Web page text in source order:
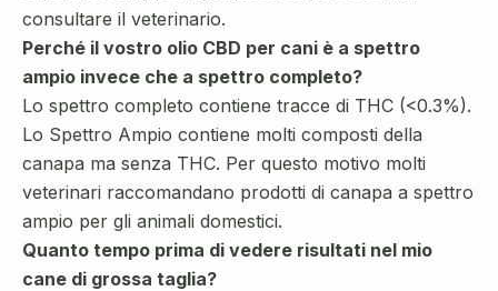
consultare il veterinario.
Perché il vostro olio CBD per cani è a spettro
ampio invece che a spettro completo?
Lo spettro completo contiene tracce di THC (<0.3%).
Lo Spettro Ampio contiene molti composti della
canapa ma senza THC. Per questo motivo molti
veterinari raccomandano prodotti di canapa a spettro
ampio per gli animali domestici.
Quanto tempo prima di vedere risultati nel mio
cane di grossa taglia?